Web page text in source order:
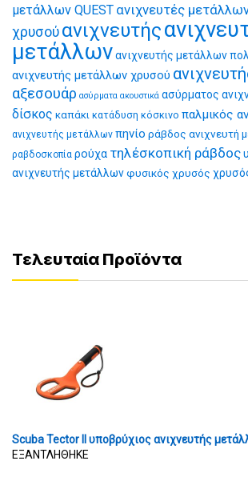
μετάλλων QUEST ανιχνευτές
χρυσού ανιχνευτής
μετάλλωνανιχνευτής μετάλλων
ανιχνευτής μετάλλων χρυσού
αξεσουάρ ασύρματα ακουστικά ασύρματος
δίσκος καπάκι κατάδυση κόσκινο παλμικός
ανιχνευτής μετάλλων πηνίο ράβδος ανιχνευτή
ραβδοσκοπία ρούχα τηλέσκοπική ράβδος
ανιχνευτής μετάλλωνφυσικός χρυσός
Τελευταία Προϊόντα
Scuba Tector II υποβρύχιος ανιχνευτής
ΕΞΑΝΤΛΗΘΗΚΕ